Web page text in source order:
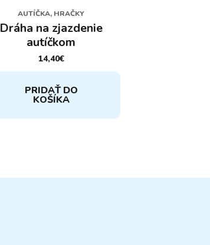
AUTÍČKA, HRAČKY
Dráha na zjazdenie
autíčkom
14,40€
PRIDAŤ DO
KOŠÍKA